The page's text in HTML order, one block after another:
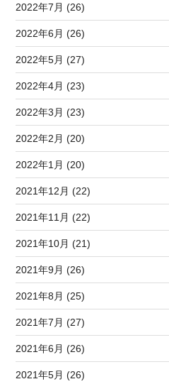
2022年7月 (26)
2022年6月 (26)
2022年5月 (27)
2022年4月 (23)
2022年3月 (23)
2022年2月 (20)
2022年1月 (20)
2021年12月 (22)
2021年11月 (22)
2021年10月 (21)
2021年9月 (26)
2021年8月 (25)
2021年7月 (27)
2021年6月 (26)
2021年5月 (26)